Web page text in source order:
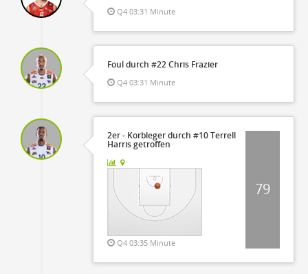
Q4 03:31 Minute
Foul durch #22 Chris Frazier
Q4 03:31 Minute
2er - Korbleger durch #10 Terrell
Harris getroffen
Q4 03:35 Minute
79